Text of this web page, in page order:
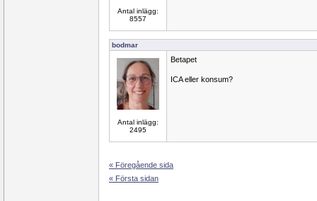
Antal inlägg:
8557
bodmar
Antal inlägg:
2495
Betapet
ICA eller konsum?
« Föregående sida
« Första sidan